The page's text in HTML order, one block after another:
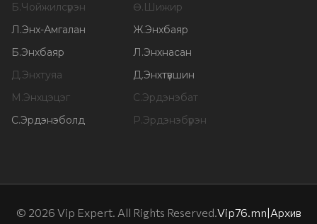
Б.Чойжилсүрэн Ө.Шижир
Л.Энх-Амгалан Ж.Энхбаяр
Б.Энхбаяр Л.Энхнасан
Д.Энхтуяа Д.Энхтүвшин
М.Энхцэцэг С.Эрдэнэбат
С.Эрдэнэболд Р.Эрдэнэбүрэн
© 2026 Vip Expert. All Rights Reserved.Vip76.mn|Архив